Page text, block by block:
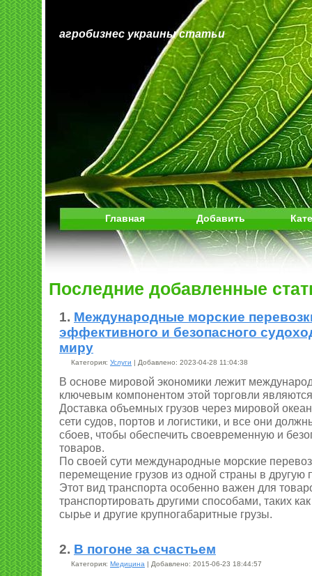
агробизнес украины статьи
Главная Добавить
Последние добавленные
1. Международные морские
эффективного и безопасного
миру
Категория: Услуги | Добавлено: 2023-04-28 11:04:38
В основе мировой экономики лежит
ключевым компонентом этой торговли
Доставка объемных грузов через мировой
сети судов, портов и логистики, и все они
сбоев, чтобы обеспечить своевременную и
товаров.
По своей сути международные морские
перемещение грузов из одной страны в другую
Этот вид транспорта особенно важен для
транспортировать другими способами, таких
сырье и другие крупногабаритные грузы.
2. В погоне за счастьем
Категория: Медицина | Добавлено: 2015-06-23 18:44:57